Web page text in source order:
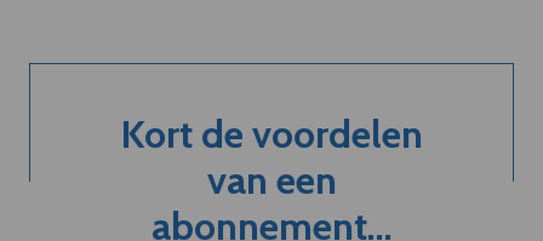
Kort de voordelen
van een
abonnement...